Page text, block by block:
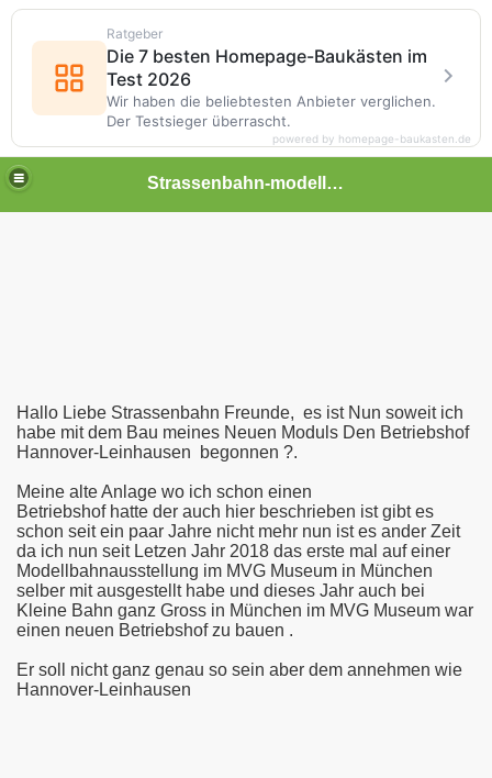
Strassenbahn-modellwelt
Hallo Liebe Strassenbahn Freunde, es ist Nun soweit ich
habe mit dem Bau meines Neuen Moduls Den Betriebshof
Hannover-Leinhausen begonnen ?.
Meine alte Anlage wo ich schon einen
Betriebshof hatte der auch hier beschrieben ist gibt es
schon seit ein paar Jahre nicht mehr nun ist es ander Zeit
da ich nun seit Letzen Jahr 2018 das erste mal auf einer
Modellbahnausstellung im MVG Museum in München
selber mit ausgestellt habe und dieses Jahr auch bei
Kleine Bahn ganz Gross in München im MVG Museum war
einen neuen Betriebshof zu bauen .
Er soll nicht ganz genau so sein aber dem annehmen wie
Hannover-Leinhausen
Hannover und andere
2014
Vorgestellt
Ratgeber
Die 7 besten Homepage-Baukästen im
Test 2026
Wir haben die beliebtesten Anbieter verglichen.
Der Testsieger überrascht.
powered by homepage-baukasten.de